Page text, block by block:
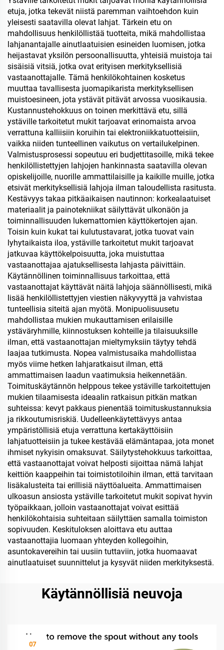
etuja, jotka tekevät niistä paremman vaihtoehdon kuin
yleisesti saatavilla olevat lahjat. Tärkein etu on
mahdollisuus henkilöllistää tuotteita, mikä mahdollistaa
lahjanantajalle ainutlaatuisien esineiden luomisen, jotka
heijastavat yksilön persoonallisuutta, yhteisiä muistoja tai
sisäisiä vitsiä, jotka ovat erityisen merkityksellisiä
vastaanottajalle. Tämä henkilökohtainen kosketus
muuttaa tavallisesta juomapikarista merkityksellisen
muistoesineen, jota ystävät pitävät arvossa vuosikausia.
Kustannustehokkuus on toinen merkittävä etu, sillä
ystäville tarkoitetut mukit tarjoavat erinomaista arvoa
verrattuna kalliisiin koruihin tai elektroniikkatuotteisiin,
vaikka niiden tunteellinen vaikutus on vertailukelpinen.
Valmistusprosessi sopeutuu eri budjettitasoille, mikä tekee
henkilöllistettyjen lahjojen hankinnasta saatavilla olevan
opiskelijoille, nuorille ammattilaisille ja kaikille muille, jotka
etsivät merkityksellisiä lahjoja ilman taloudellista rasitusta.
Kestävyys takaa pitkäaikaisen nautinnon: korkealaatuiset
materiaalit ja painotekniikat säilyttävät ulkonäön ja
toiminnallisuuden lukemattomien käyttökertojen ajan.
Toisin kuin kukat tai kulutustavarat, jotka tuovat vain
lyhytaikaista iloa, ystäville tarkoitetut mukit tarjoavat
jatkuvaa käyttökelpoisuutta, joka muistuttaa
vastaanottajaa ajatuksellisesta lahjasta päivittäin.
Käytännöllinen toiminnallisuus tarkoittaa, että
vastaanottajat käyttävät näitä lahjoja säännöllisesti, mikä
lisää henkilöllistettyjen viestien näkyvyyttä ja vahvistaa
tunteellisia siteitä ajan myötä. Monipuolisuusetu
mahdollistaa mukien mukauttamisen erilaisille
ystäväryhmille, kiinnostuksen kohteille ja tilaisuuksille
ilman, että vastaanottajan mieltymyksiin täytyy tehdä
laajaa tutkimusta. Nopea valmistusaika mahdollistaa
myös viime hetken lahjaratkaisut ilman, että
ammattimaisen laadun vaatimuksia heikennetään.
Toimituskäytännön helppous tekee ystäville tarkoitettujen
mukien tilaamisesta ideaalin ratkaisun pitkän matkan
suhteissa: kevyt pakkaus pienentää toimituskustannuksia
ja rikkoutumisriskiä. Uudelleenkäytettävyys antaa
ympäristöllisiä etuja verrattuna kertakäyttöisiin
lahjatuotteisiin ja tukee kestävää elämäntapaa, jota monet
ihmiset nykyisin omaksuvat. Säilytystehokkuus tarkoittaa,
että vastaanottajat voivat helposti sijoittaa nämä lahjat
keittiön kaappeihin tai toimistotiloihin ilman, että tarvitaan
lisäkalusteita tai erillisiä näyttöalueita. Ammattimaisen
ulkoasun ansiosta ystäville tarkoitetut mukit sopivat hyvin
työpaikkaan, jolloin vastaanottajat voivat esittää
henkilökohtaisia suhteitaan säilyttäen samalla toimiston
sopivuuden. Keskituloksen aloittava etu auttaa
vastaanottajia luomaan yhteyden kollegoihin,
asuntokavereihin tai uusiin tuttaviin, jotka huomaavat
ainutlaatuiset suunnittelut ja kysyvät niiden merkityksestä.
Käytännöllisiä neuvoja
07